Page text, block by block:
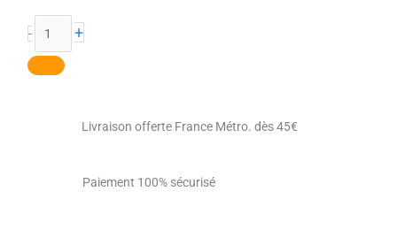
-
Le
paon
+
Livraison offerte France Métro. dès 45€
Paiement 100% sécurisé